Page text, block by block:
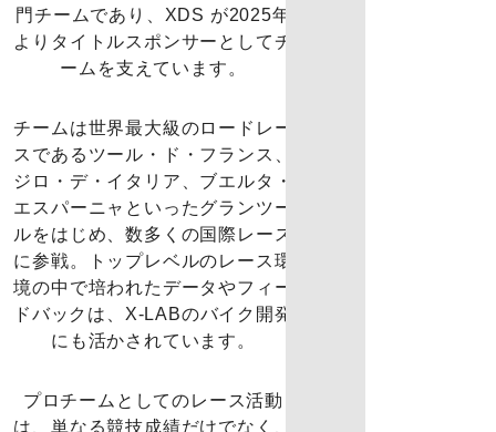
門チームであり、XDS が2025年
よりタイトルスポンサーとしてチ
ームを支えています。
チームは世界最大級のロードレー
スであるツール・ド・フランス、
ジロ・デ・イタリア、ブエルタ・
エスパーニャといったグランツー
ルをはじめ、数多くの国際レース
に参戦。トップレベルのレース環
境の中で培われたデータやフィー
ドバックは、X-LABのバイク開発
にも活かされています。
プロチームとしてのレース活動
は、単なる競技成績だけでなく、